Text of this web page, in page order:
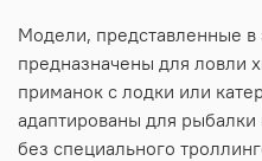
Модели, представленные в
предназначены для ловли
приманок с лодки или
адаптированы для
без специального